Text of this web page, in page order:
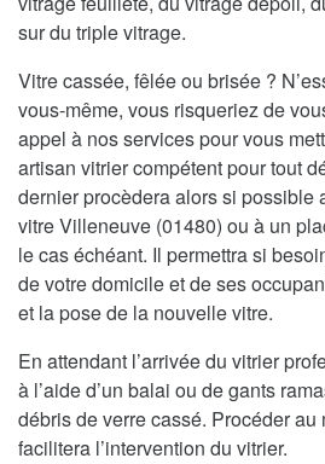
sur du triple vitrage.
Vitre cassée, fêlée ou brisée ?
vous-même, vous risqueriez de
appel à nos services pour vous
artisan vitrier compétent pour tout
dernier procèdera alors si possible
vitre Villeneuve (01480) ou à un
le cas échéant. Il permettra si
de votre domicile et de ses
et la pose de la nouvelle vitre.
En attendant l’arrivée du vitrier
à l’aide d’un balai ou de gants
débris de verre cassé. Procéder
facilitera l’intervention du vitrier.